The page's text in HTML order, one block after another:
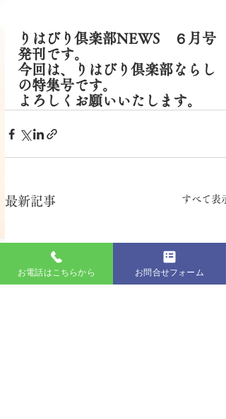
りはびり倶楽部NEWS　６月号
発刊です。
今回は、りはびり倶楽部ならし
の特集号です。
よろしくお願いいたします。
最新記事 すべて表示
お電話はこちらから お問合せフォーム